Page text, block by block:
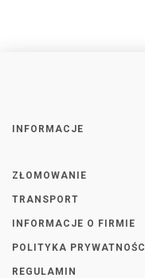
INFORMACJE
ZŁOMOWANIE
TRANSPORT
INFORMACJE O FIRMIE
POLITYKA PRYWATNOŚCI
REGULAMIN